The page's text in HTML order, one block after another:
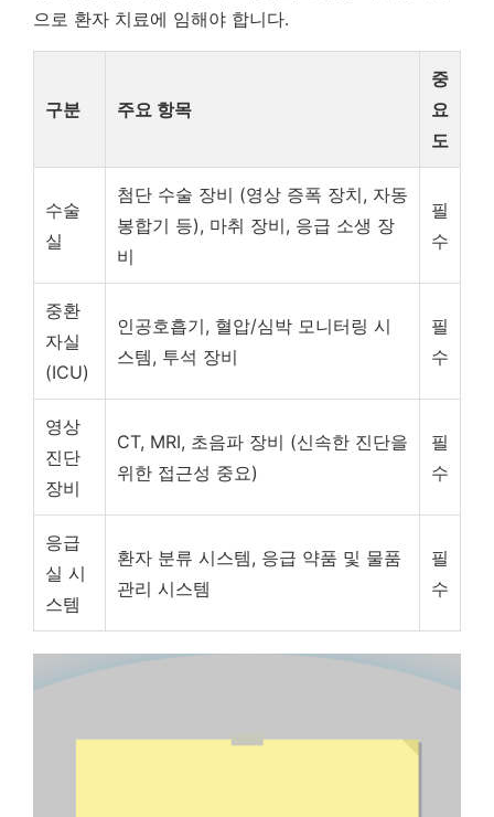
으로 환자 치료에 임해야 합니다.
구분 주요 항목
중
요
도
수술
실
첨단 수술 장비 (영상 증폭 장치, 자동
봉합기 등), 마취 장비, 응급 소생 장
비
필
수
중환
자실
(ICU)
인공호흡기, 혈압/심박 모니터링 시
스템, 투석 장비
필
수
영상
진단
장비
CT, MRI, 초음파 장비 (신속한 진단을
위한 접근성 중요)
필
수
응급
실 시
스템
환자 분류 시스템, 응급 약품 및 물품
관리 시스템
필
수